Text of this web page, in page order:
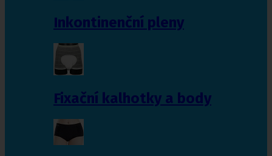
Inkontinenční pleny
Fixační kalhotky a body